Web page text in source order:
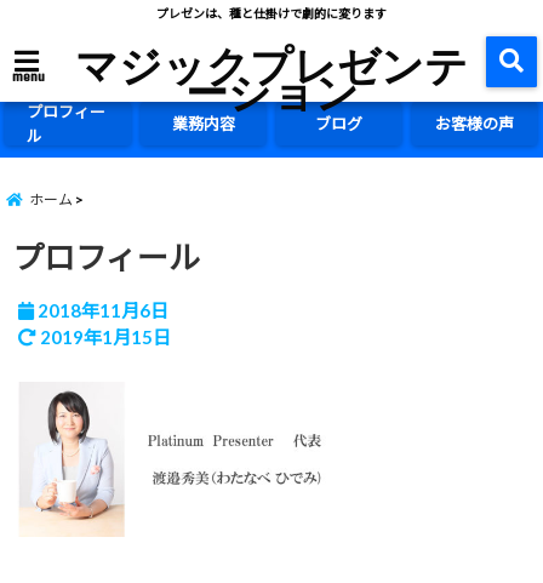
プレゼンは、種と仕掛けで劇的に変ります
menu マジックプレゼンテ
ーション
プロフィー
ル
業務内容 ブログ お客様の声
ホーム
プロフィール
2018年11月6日
2019年1月15日